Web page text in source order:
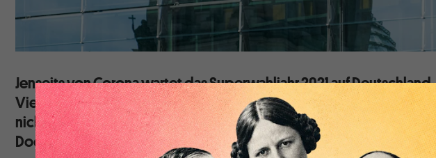
Jenseits von Corona wartet das Superwahljahr 2021 auf Deutschland.
Vieles was früher die politische Landschaft auszeichnete, gilt heute
nicht mehr. Eine veränderte Welt bringt neue Konfliktlinien zu Tage.
Doch was heißt das für die Parteien?